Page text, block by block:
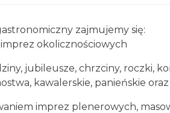
zajmujemy się:
okolicznościowych
jubileusze, chrzciny, roczki,
kawalerskie, panieńskie
imprez plenerowych,